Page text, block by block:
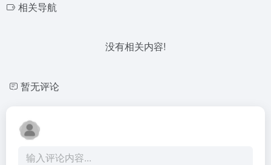
相关导航
没有相关内容!
暂无评论